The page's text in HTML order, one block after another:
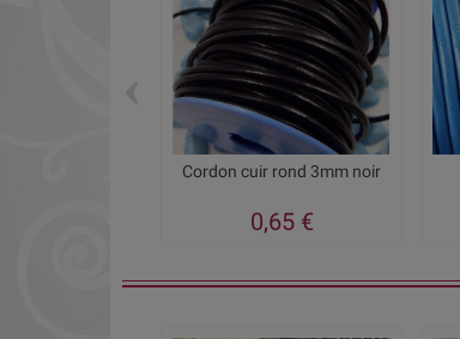
Cordon cuir rond 3mm noir
0,65 €